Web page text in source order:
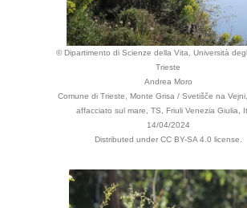
© Dipartimento di Scienze della Vita, Università
Trieste
Andrea Moro
Comune di Trieste, Monte Grisa / Svetišče na
affacciato sul mare, TS, Friuli Venezia Giulia,
14/04/2024
Distributed under CC BY-SA 4.0 license.